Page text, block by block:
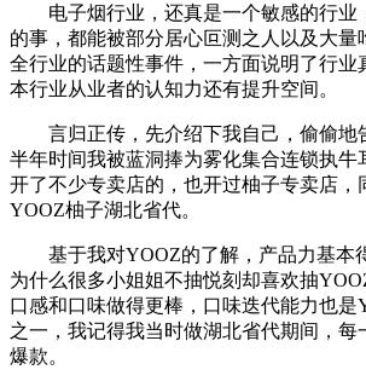
电子烟行业，还真是一个敏感的行业
的事，都能被部分居心叵测之人以及大量
全行业的话题性事件，一方面说明了行业
本行业从业者的认知力还有提升空间。
言归正传，先介绍下我自己，偷偷地
半年时间我被蓝洞捧为雾化集合连锁执牛
开了不少专卖店的，也开过柚子专卖店，
YOOZ柚子湖北省代。
基于我对YOOZ的了解，产品力基本
为什么很多小姐姐不抽悦刻却喜欢抽
口感和口味做得更棒，口味迭代能力也是
之一，我记得我当时做湖北省代期间，每
爆款。